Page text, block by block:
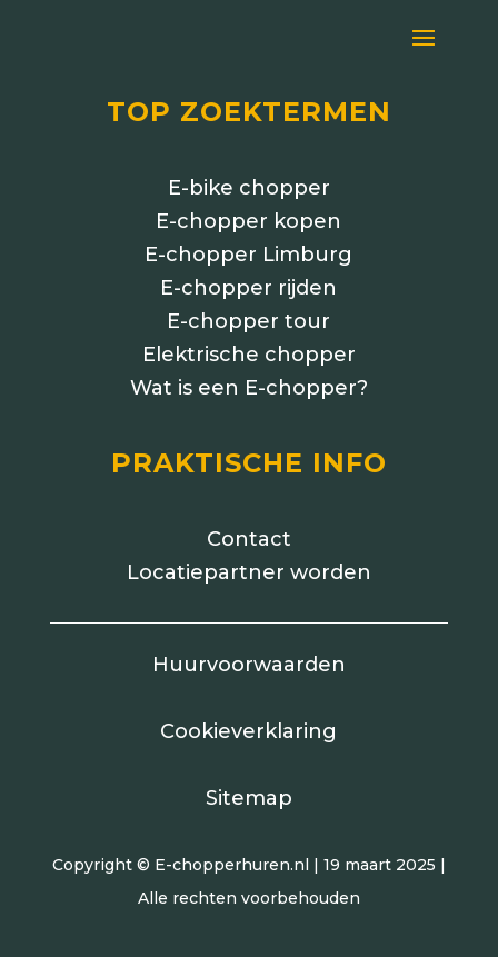
TOP ZOEKTERMEN
E-bike chopper
E-chopper kopen
E-chopper Limburg
E-chopper rijden
E-chopper tour
Elektrische chopper
Wat is een E-chopper?
PRAKTISCHE INFO
Contact
Locatiepartner worden
Huurvoorwaarden
Cookieverklaring
Sitemap
Copyright © E-chopperhuren.nl | 19 maart 2025 |
Alle rechten voorbehouden